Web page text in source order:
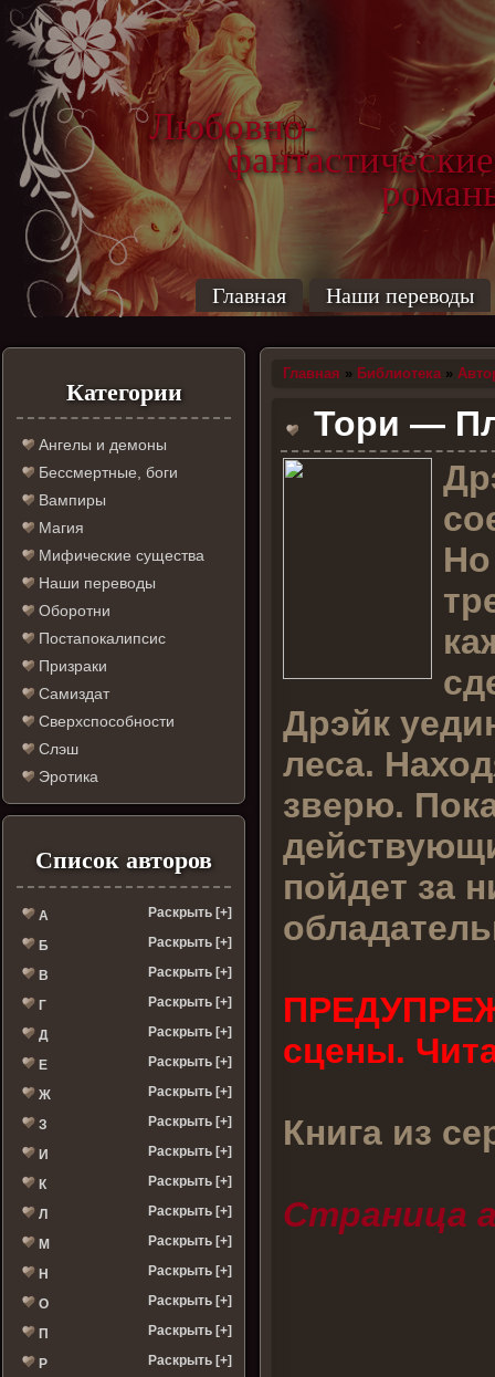
Любовно-
фантастические
Главная Наши переводы
Категории
Ангелы и демоны
Бессмертные, боги
Вампиры
Магия
Мифические существа
Наши переводы
Оборотни
Постапокалипсис
Призраки
Самиздат
Сверхспособности
Слэш
Эротика
Список авторов
А Раскрыть [+]
Б Раскрыть [+]
В Раскрыть [+]
Г Раскрыть [+]
Д Раскрыть [+]
Е Раскрыть [+]
Ж Раскрыть [+]
З Раскрыть [+]
И Раскрыть [+]
К Раскрыть [+]
Л Раскрыть [+]
М Раскрыть [+]
Н Раскрыть [+]
О Раскрыть [+]
П Раскрыть [+]
Р Раскрыть [+]
Главная » Библиотека»
Тори —
Д
Дрэйк
леса.
зверю.
пойдет за
сцены.
Книга из
Страница